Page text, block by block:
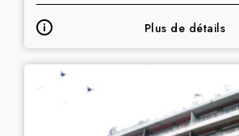
Plus de détails